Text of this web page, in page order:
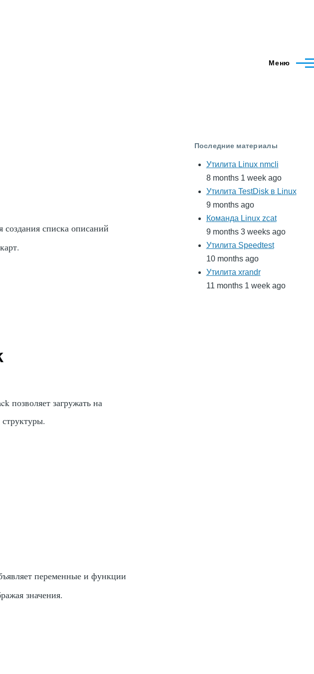
Меню
создания списка описаний
позволяет загружать на
переменные и функции
значения.
Последние материалы
Утилита Linux nmcli
8 months 1 week ago
Утилита TestDisk в Linux
9 months ago
Команда Linux zcat
9 months 3 weeks ago
Утилита Speedtest
10 months ago
Утилита xrandr
11 months 1 week ago